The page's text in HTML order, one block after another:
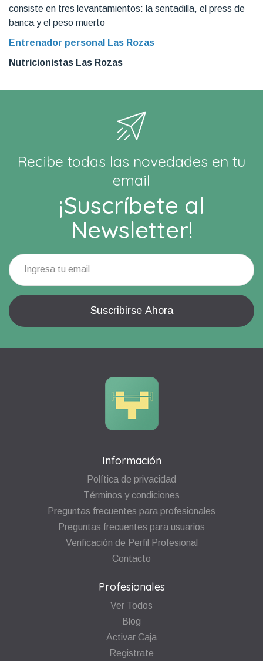
consiste en tres levantamientos: la sentadilla, el press de
banca y el peso muerto
Entrenador personal Las Rozas
Nutricionistas Las Rozas
Recibe todas las novedades en tu
email
¡Suscríbete al
Newsletter!
Información
Política de privacidad
Términos y condiciones
Preguntas frecuentes para profesionales
Preguntas frecuentes para usuarios
Verificación de Perfil Profesional
Contacto
Profesionales
Ver Todos
Blog
Activar Caja
Registrate